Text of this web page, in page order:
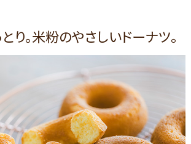
り。米粉のやさしいドーナツ。